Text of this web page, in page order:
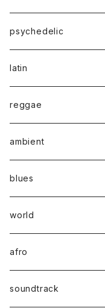
psychedelic
latin
reggae
ambient
blues
world
afro
soundtrack